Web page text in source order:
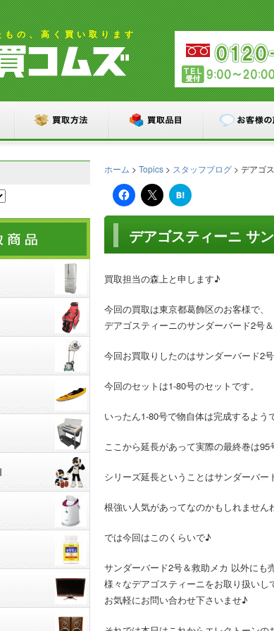
もの、高く買い取ります
ホーム > Topics > スタッフブログ > デアゴ
は
て
ッ
ク
ー
デアゴスティーニ サ
買取担当の森上と申します♪
今回の買取は東京都葛飾区のお客様で、
デアゴスティーニのサンダーバード2号
今回お買取りしたのはサンダーバード2号
今回のセットは1-80号のセットです。
いったん1-80号で物自体は完成するよう
ここから延長があって実際の最終巻は95
シリーズ延長ということはサンダーバー
根強い人気があってなのかもしれません
では今回はこのくらいで♪
サンダーバード2号＆救助メカ 以外にも
様々なデアゴスティーニをお取り扱いし
お気軽にお問い合わせ下さいませ♪